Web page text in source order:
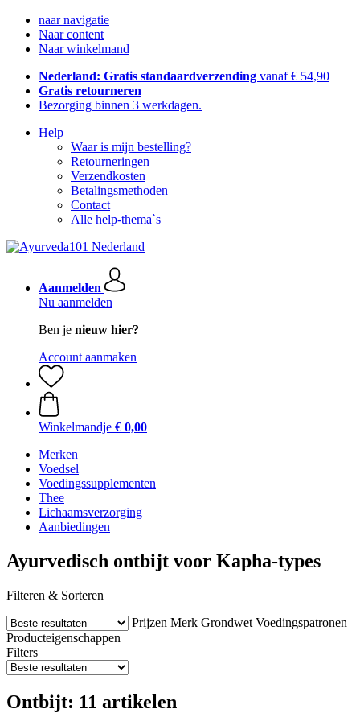
naar navigatie
Naar content
Naar winkelmand
Nederland: Gratis standaardverzending vanaf € 54,90
Gratis retourneren
Bezorging binnen 3 werkdagen.
Help
Waar is mijn bestelling?
Retourneringen
Verzendkosten
Betalingsmethoden
Contact
Alle help-thema`s
Aanmelden
Nu aanmelden
Ben je nieuw hier?
Account aanmaken
Winkelmandje € 0,00
Merken
Voedsel
Voedingssupplementen
Thee
Lichaamsverzorging
Aanbiedingen
Ayurvedisch ontbijt voor Kapha-types
Filteren & Sorteren
Prijzen Merk Grondwet Voedingspatronen
Producteigenschappen
Filters
Ontbijt: 11 artikelen